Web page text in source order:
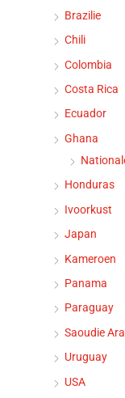
Brazilie
Chili
Colombia
Costa Rica
Ecuador
Ghana
Honduras
Ivoorkust
Japan
Kameroen
Panama
Paraguay
Saoudie
Uruguay
USA